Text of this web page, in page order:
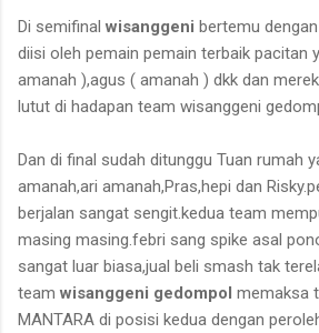
Di semifinal wisanggeni bertemu dengan
diisi oleh pemain pemain terbaik pacitan
amanah ),agus ( amanah ) dkk dan
lutut di hadapan team wisanggeni
Dan di final sudah ditunggu Tuan rumah
amanah,ari amanah,Pras,hepi dan
berjalan sangat sengit.kedua team
masing masing.febri sang spike asal
sangat luar biasa,jual beli smash tak
team wisanggeni gedompol memaksa
MANTARA di posisi kedua dengan